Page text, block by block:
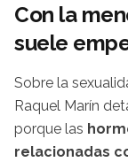
Con la
suele
Sobre la
Raquel Marín
porque las
relacionadas